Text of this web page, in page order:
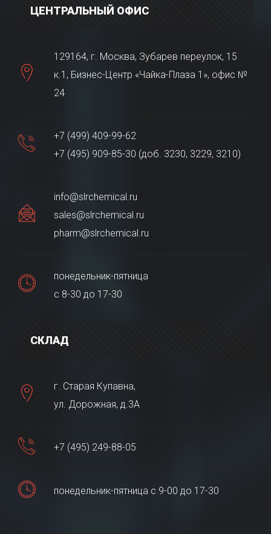
ЦЕНТРАЛЬНЫЙ ОФИС
129164, г. Москва, Зубарев переулок, 15
к.1, Бизнес-Центр «Чайка-Плаза 1», офис №
24
+7 (499) 409-99-62
+7 (495) 909-85-30 (доб. 3230, 3229, 3210)
info@slrchemical.ru
sales@slrchemical.ru
pharm@slrchemical.ru
понедельник-пятница
с 8-30 до 17-30
СКЛАД
г. Старая Купавна,
ул. Дорожная, д.3А
+7 (495) 249-88-05
понедельник-пятница с 9-00 до 17-30